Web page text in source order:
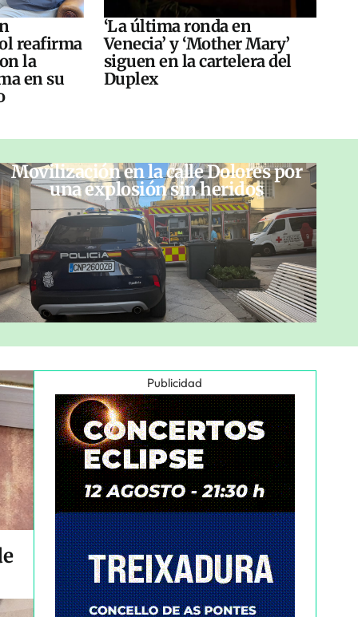
reafirma
la
en su
‘La última ronda en
Venecia’ y ‘Mother Mary’
siguen en la cartelera del
Duplex
Movilización en la calle Dolores por
una explosión sin heridos
Publicidad